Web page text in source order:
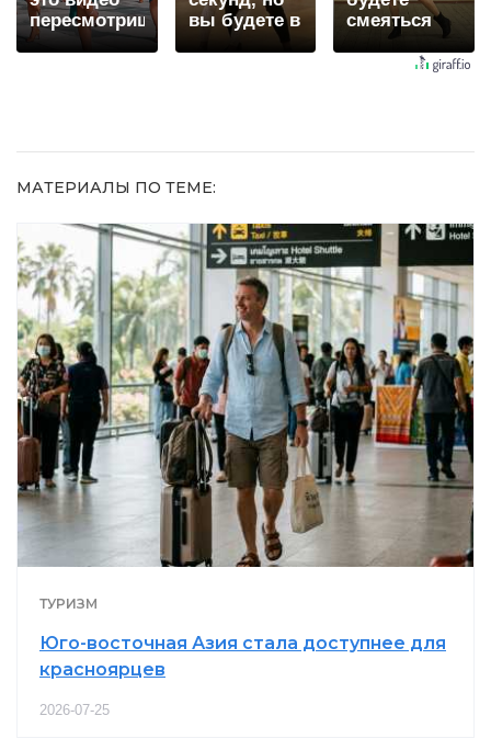
пересмотришь
не раз
вы будете в
шоке от
смеяться
долго
МАТЕРИАЛЫ ПО ТЕМЕ:
ТУРИЗМ
Юго-восточная Азия стала доступнее для
красноярцев
2026-07-25